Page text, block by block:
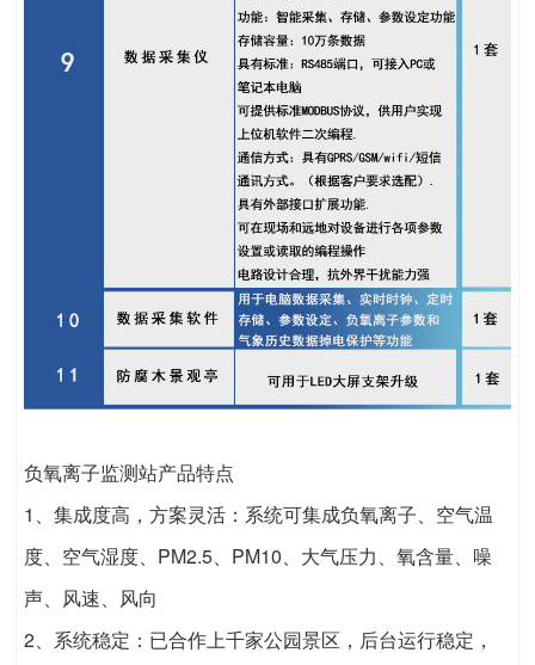
负氧离子监测站产品特点
1、集成度高，方案灵活：系统可集成负氧离子、空气温
度、空气湿度、PM2.5、PM10、大气压力、氧含量、噪
声、风速、风向
2、系统稳定：已合作上千家公园景区，后台运行稳定，